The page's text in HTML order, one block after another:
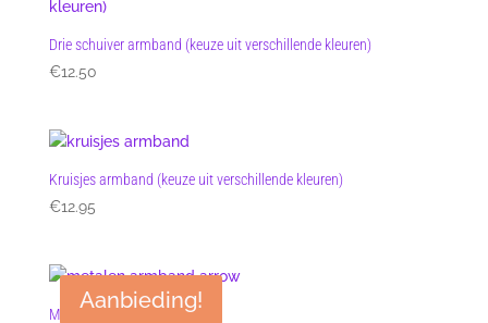
Drie schuiver armband (keuze uit verschillende kleuren)
€12.50
Kruisjes armband (keuze uit verschillende kleuren)
€12.95
Aanbieding!
Metalen armband arrow